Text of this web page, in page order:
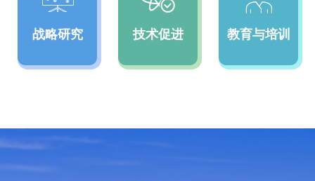
战略研究 技术促进 教育与培训